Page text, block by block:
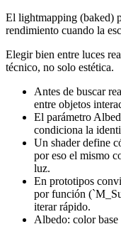
El lightmapping (baked)
rendimiento cuando la
Elegir bien entre luces
técnico, no solo estética.
Antes de buscar
entre objetos
El parámetro
condiciona la
Un shader define
por eso el mismo
luz.
En prototipos
por función
iterar rápido.
Albedo: color